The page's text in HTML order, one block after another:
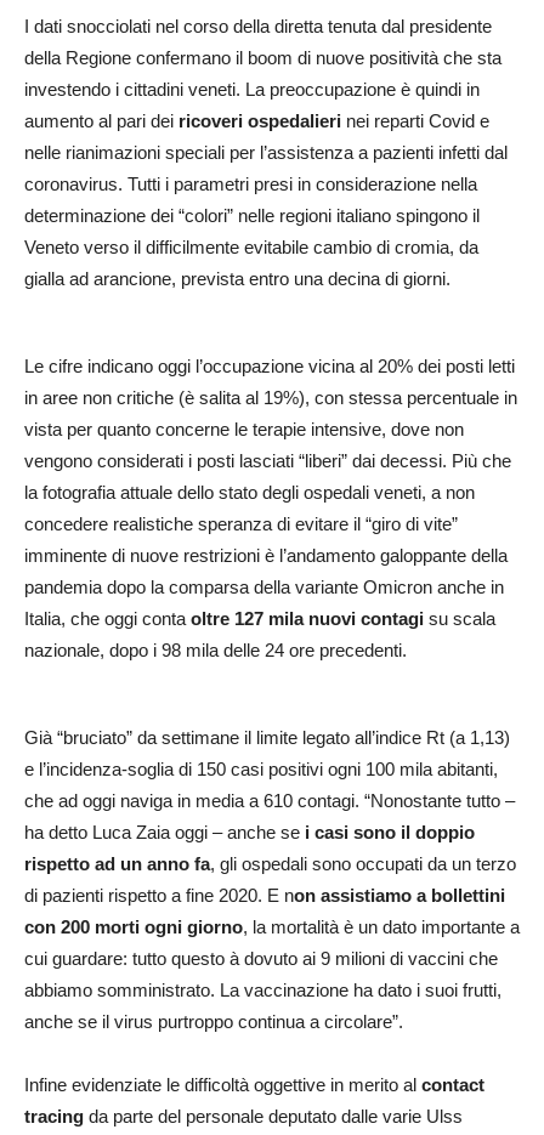
I dati snocciolati nel corso della diretta tenuta dal presidente
della Regione confermano il boom di nuove positività che sta
investendo i cittadini veneti. La preoccupazione è quindi in
aumento al pari dei ricoveri ospedalieri nei reparti Covid e
nelle rianimazioni speciali per l’assistenza a pazienti infetti dal
coronavirus. Tutti i parametri presi in considerazione nella
determinazione dei “colori” nelle regioni italiano spingono il
Veneto verso il difficilmente evitabile cambio di cromia, da
gialla ad arancione, prevista entro una decina di giorni.
Le cifre indicano oggi l’occupazione vicina al 20% dei posti letti
in aree non critiche (è salita al 19%), con stessa percentuale in
vista per quanto concerne le terapie intensive, dove non
vengono considerati i posti lasciati “liberi” dai decessi. Più che
la fotografia attuale dello stato degli ospedali veneti, a non
concedere realistiche speranza di evitare il “giro di vite”
imminente di nuove restrizioni è l’andamento galoppante della
pandemia dopo la comparsa della variante Omicron anche in
Italia, che oggi conta oltre 127 mila nuovi contagi su scala
nazionale, dopo i 98 mila delle 24 ore precedenti.
Già “bruciato” da settimane il limite legato all’indice Rt (a 1,13)
e l’incidenza-soglia di 150 casi positivi ogni 100 mila abitanti,
che ad oggi naviga in media a 610 contagi. “Nonostante tutto –
ha detto Luca Zaia oggi – anche se i casi sono il doppio
rispetto ad un anno fa, gli ospedali sono occupati da un terzo
di pazienti rispetto a fine 2020. E non assistiamo a bollettini
con 200 morti ogni giorno, la mortalità è un dato importante a
cui guardare: tutto questo à dovuto ai 9 milioni di vaccini che
abbiamo somministrato. La vaccinazione ha dato i suoi frutti,
anche se il virus purtroppo continua a circolare”.
Infine evidenziate le difficoltà oggettive in merito al contact
tracing da parte del personale deputato dalle varie Ulss